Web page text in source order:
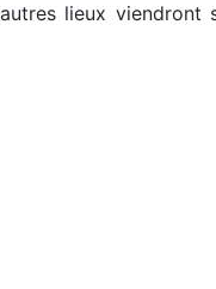
lieux viendront